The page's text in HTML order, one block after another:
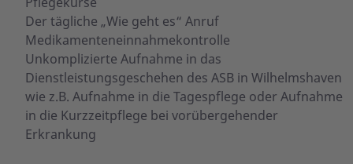
Der tägliche „Wie geht es“ Anruf
Medikamenteneinnahmekontrolle
Unkomplizierte Aufnahme in das
Dienstleistungsgeschehen des ASB in Wilhelmshaven
wie z.B. Aufnahme in die Tagespflege oder Aufnahme
in die Kurzzeitpflege bei vorübergehender
Erkrankung